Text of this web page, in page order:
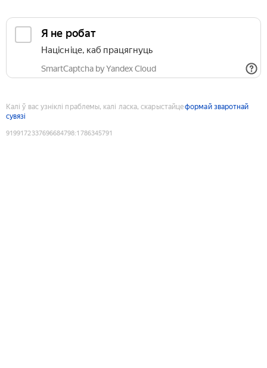
Я не робат
Націсніце, каб працягнуць
SmartCaptcha by Yandex Cloud
Калі ў вас узніклі праблемы, калі ласка, скарыстайцеформай зваротнай
сувязі
9199172337696684798:1786345791